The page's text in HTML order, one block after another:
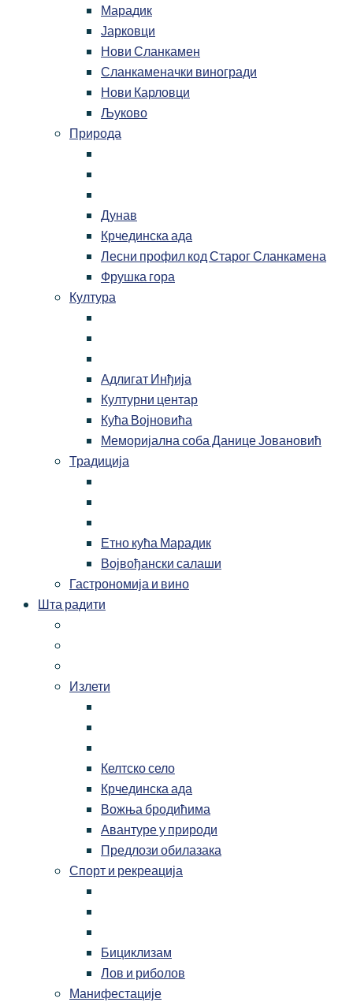
Марадик
Јарковци
Нови Сланкамен
Сланкаменачки виногради
Нови Карловци
Љуково
Природа
Дунав
Крчединска ада
Лесни профил код Старог Сланкамена
Фрушка гора
Култура
Адлигат Инђија
Културни центар
Кућа Војновића
Меморијална соба Данице Јовановић
Традиција
Етно кућа Марадик
Војвођански салаши
Гастрономија и вино
Шта радити
Излети
Келтско село
Крчединска ада
Вожња бродићима
Авантуре у природи
Предлози обилазака
Спорт и рекреација
Бициклизам
Лов и риболов
Манифестације